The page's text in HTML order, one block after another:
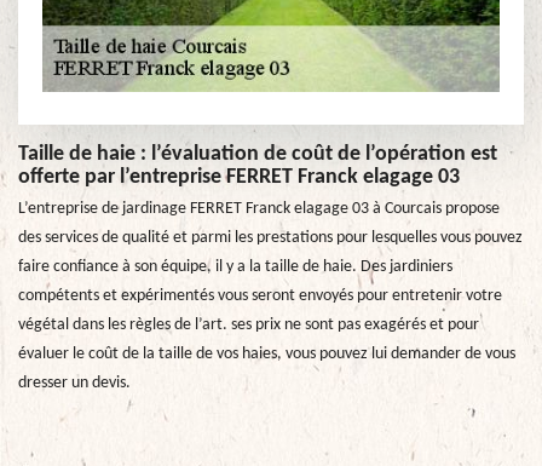
Taille de haie : l’évaluation de coût de l’opération est
offerte par l’entreprise FERRET Franck elagage 03
L’entreprise de jardinage FERRET Franck elagage 03 à Courcais propose
des services de qualité et parmi les prestations pour lesquelles vous pouvez
faire confiance à son équipe, il y a la taille de haie. Des jardiniers
compétents et expérimentés vous seront envoyés pour entretenir votre
végétal dans les règles de l’art. ses prix ne sont pas exagérés et pour
évaluer le coût de la taille de vos haies, vous pouvez lui demander de vous
dresser un devis.